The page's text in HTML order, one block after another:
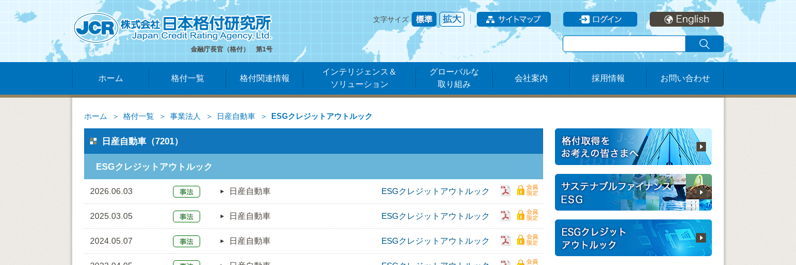
金融庁長官（格付） 第1号
文字サイズ
ホーム 格付一覧 格付関連情報
インテリジェンス＆
ソリューション
グローバルな
取り組み
会社案内 採用情報 お問い合わせ
ホーム 格付一覧 事業法人 日産自動車 ESGクレジットアウトルック
日産自動車（7201）
ESGクレジットアウトルック
2026.06.03 日産自動車 ESGクレジットアウトルック
2025.03.05 日産自動車 ESGクレジットアウトルック
2024.05.07 日産自動車 ESGクレジットアウトルック